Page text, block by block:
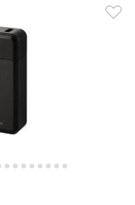
8 9 10 11 12 13 14 15